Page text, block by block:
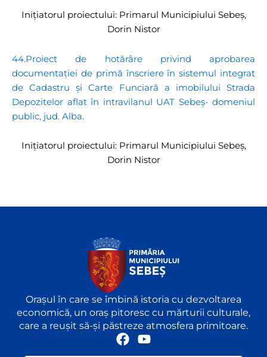
Inițiatorul proiectului: Primarul Municipiului Sebeș,
Dorin Nistor
44.Proiect de hotărâre privind aprobarea
documentației de primă înscriere în sistemul integrat
de Cadastru și Carte Funciară a imobilului Strada
Depozitelor aflat în intravilanul UAT Sebeș- domeniul
public, jud. Alba.
Inițiatorul proiectului: Primarul Municipiului Sebeș,
Dorin Nistor
Orașul în care se îmbină istoria cu dezvoltarea
economică, un oraș pitoresc cu mărturii culturale,
care a reușit să-și păstreze atmosfera primitoare.
F
a
Y
o